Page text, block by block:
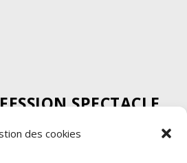
des cookies
SPECTACLE